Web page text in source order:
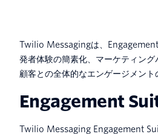
Twilio Messagingは、
発者体験の簡素化、マーケティング
顧客との全体的なエンゲージメント
Engagement
Twilio Messaging Engagement